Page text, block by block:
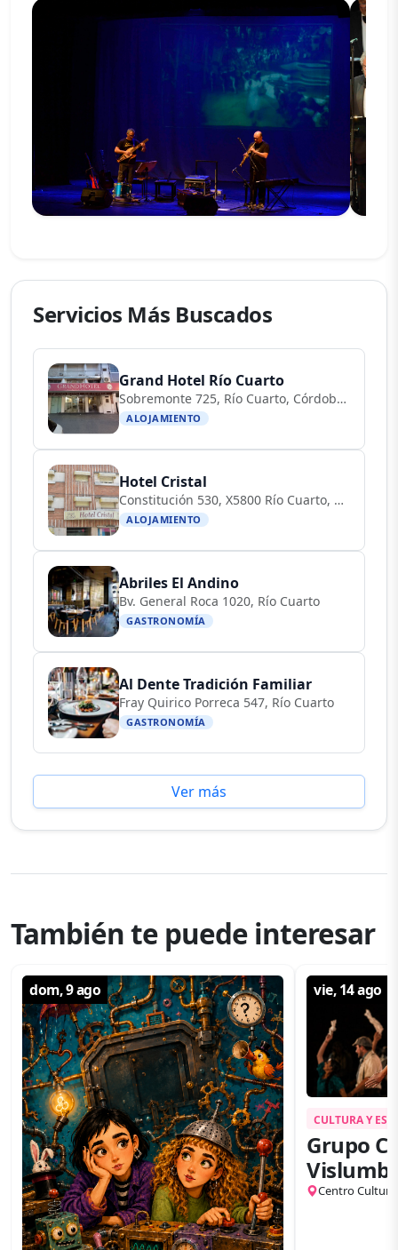
Servicios Más Buscados
Grand Hotel Río Cuarto
Sobremonte 725, Río Cuarto, Córdoba, Argentina
ALOJAMIENTO
Hotel Cristal
Constitución 530, X5800 Río Cuarto, Córdoba, Argentina
ALOJAMIENTO
Abriles El Andino
Bv. General Roca 1020, Río Cuarto
GASTRONOMÍA
Al Dente Tradición Familiar
Fray Quirico Porreca 547, Río Cuarto
GASTRONOMÍA
Ver más
También te puede interesar
dom, 9 ago vie, 14 ago
CULTURA Y
Grupo
Invierno
Centro